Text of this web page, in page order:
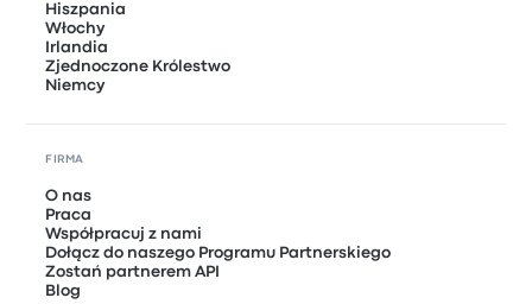
Hiszpania
Włochy
Irlandia
Zjednoczone Królestwo
Niemcy
FIRMA
O nas
Praca
Współpracuj z nami
Dołącz do naszego Programu Partnerskiego
Zostań partnerem API
Blog